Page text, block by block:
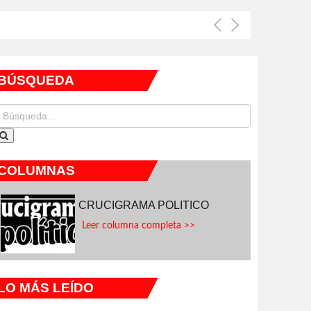
CRUCIGRAMA POLITICO
Leer columna completa >>
MÁS LEÍDO